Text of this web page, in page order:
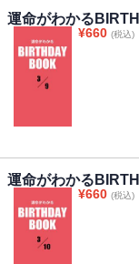
運命がわかる
¥660 (税込)
運命がわかる
¥660 (税込)